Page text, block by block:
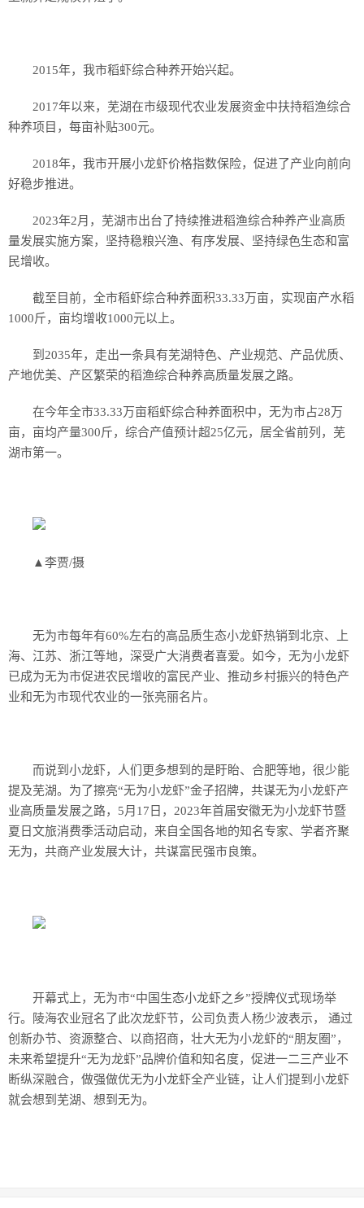
2015年，我市稻虾综合种养开始兴起。
2017年以来，芜湖在市级现代农业发展资金中扶持稻渔综合
种养项目，每亩补贴300元。
2018年，我市开展小龙虾价格指数保险，促进了产业向前向
好稳步推进。
2023年2月，芜湖市出台了持续推进稻渔综合种养产业高质
量发展实施方案，坚持稳粮兴渔、有序发展、坚持绿色生态和富
民增收。
截至目前，全市稻虾综合种养面积33.33万亩，实现亩产水稻
1000斤，亩均增收1000元以上。
到2035年，走出一条具有芜湖特色、产业规范、产品优质、
产地优美、产区繁荣的稻渔综合种养高质量发展之路。
在今年全市33.33万亩稻虾综合种养面积中，无为市占28万
亩，亩均产量300斤，综合产值预计超25亿元，居全省前列，芜
湖市第一。
▲李贾/摄
无为市每年有60%左右的高品质生态小龙虾热销到北京、上
海、江苏、浙江等地，深受广大消费者喜爱。如今，无为小龙虾
已成为无为市促进农民增收的富民产业、推动乡村振兴的特色产
业和无为市现代农业的一张亮丽名片。
而说到小龙虾，人们更多想到的是盱眙、合肥等地，很少能
提及芜湖。为了擦亮“无为小龙虾”金子招牌，共谋无为小龙虾产
业高质量发展之路，5月17日，2023年首届安徽无为小龙虾节暨
夏日文旅消费季活动启动，来自全国各地的知名专家、学者齐聚
无为，共商产业发展大计，共谋富民强市良策。
开幕式上，无为市“中国生态小龙虾之乡”授牌仪式现场举
行。陵海农业冠名了此次龙虾节，公司负责人杨少波表示， 通过
创新办节、资源整合、以商招商，壮大无为小龙虾的“朋友圈”，
未来希望提升“无为龙虾”品牌价值和知名度，促进一二三产业不
断纵深融合，做强做优无为小龙虾全产业链，让人们提到小龙虾
就会想到芜湖、想到无为。